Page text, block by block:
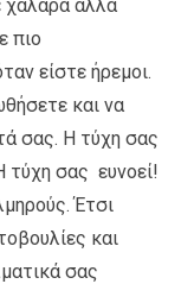
χαλαρά αλλά
πιο
είστε ήρεμοι.
και να
σας. Η τύχη σας
τύχη σας ευνοεί!
Έτσι
και
σας